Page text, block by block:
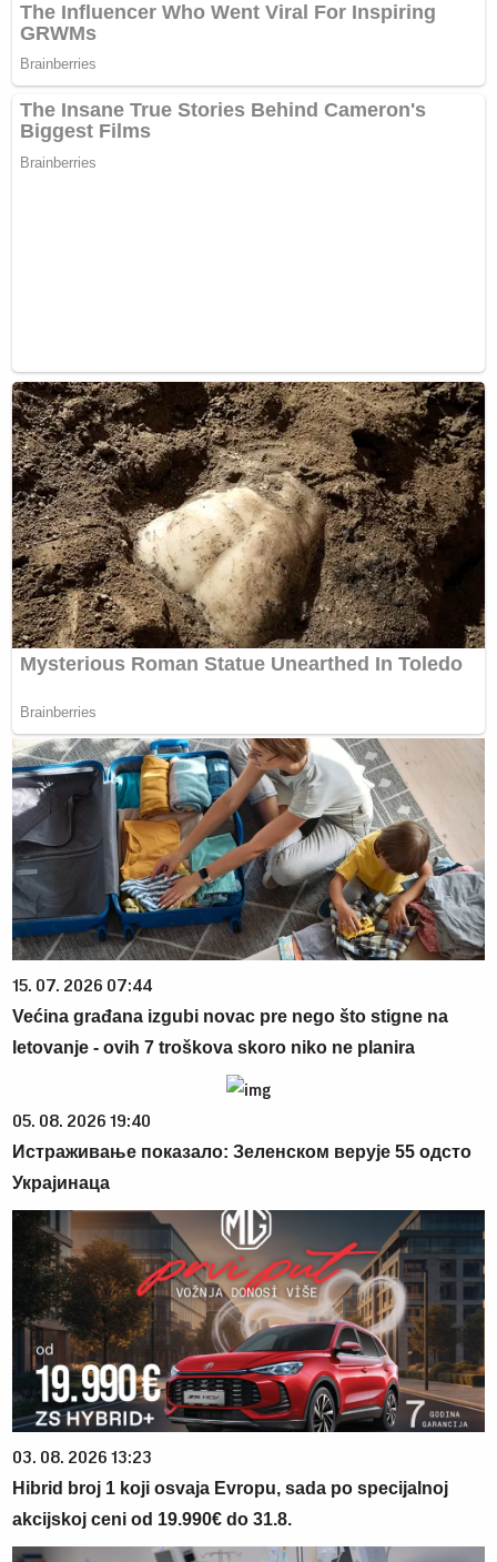
15. 07. 2026 07:44
Većina građana izgubi novac pre nego što stigne na
letovanje - ovih 7 troškova skoro niko ne planira
05. 08. 2026 19:40
Истраживање показало: Зеленском верује 55 одсто
Украјинаца
03. 08. 2026 13:23
Hibrid broj 1 koji osvaja Evropu, sada po specijalnoj
akcijskoj ceni od 19.990€ do 31.8.